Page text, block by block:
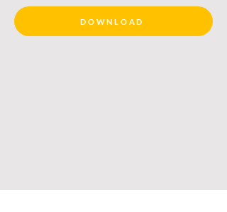
DOWNLOAD